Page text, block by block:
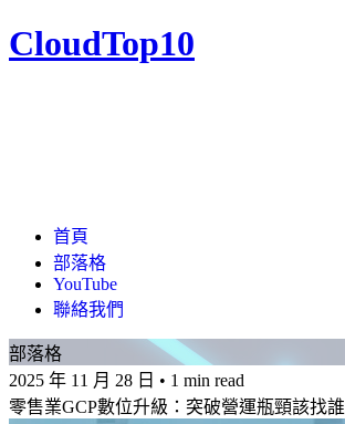
CloudTop10
首頁
部落格
YouTube
聯絡我們
部落格
2025 年 11 月 28 日 • 1 min read
零售業GCP數位升級：突破營運瓶頸該找誰